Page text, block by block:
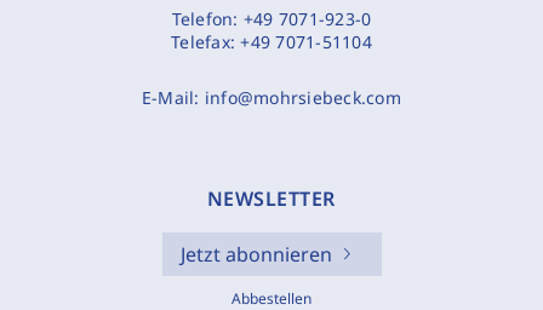
Telefon: +49 7071-923-0
Telefax:+49 7071-51104
E-Mail: info@mohrsiebeck.com
NEWSLETTER
Jetzt abonnieren
Abbestellen